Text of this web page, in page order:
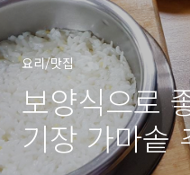
요리/맛집
보양식으로
기장 가마솥